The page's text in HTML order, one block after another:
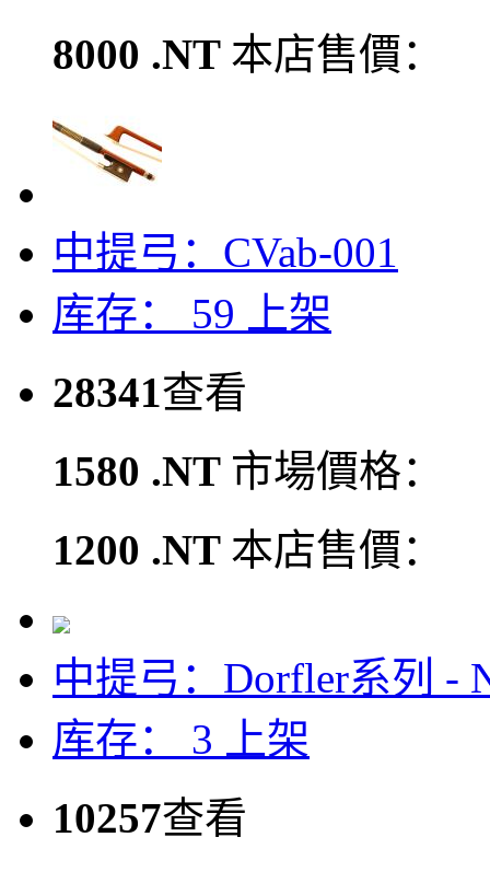
8000 .NT 本店售價：
中提弓：CVab-001
库存： 59
上架
28341查看
1580 .NT 市場價格：
1200 .NT 本店售價：
中提弓：Dorfler系列 -
库存： 3
上架
10257查看